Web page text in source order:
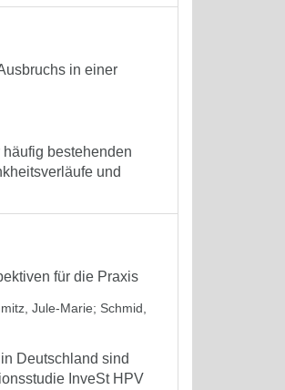
in einer
bestehenden
und
für die Praxis
Jule-Marie; Schmid,
Deutschland sind
InveSt HPV